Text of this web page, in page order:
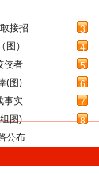
接招
3
）
4
佼者
5
(图)
6
事实
7
图)
8
公布